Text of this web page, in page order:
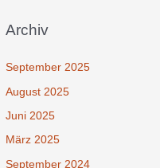
Archiv
September 2025
August 2025
Juni 2025
März 2025
September 2024